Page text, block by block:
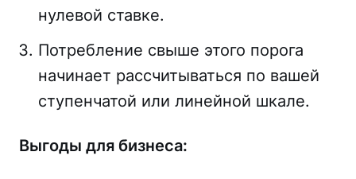
нулевой ставке.
Потребление свыше этого порога
начинает рассчитываться по вашей
ступенчатой или линейной шкале.
Выгоды для бизнеса: